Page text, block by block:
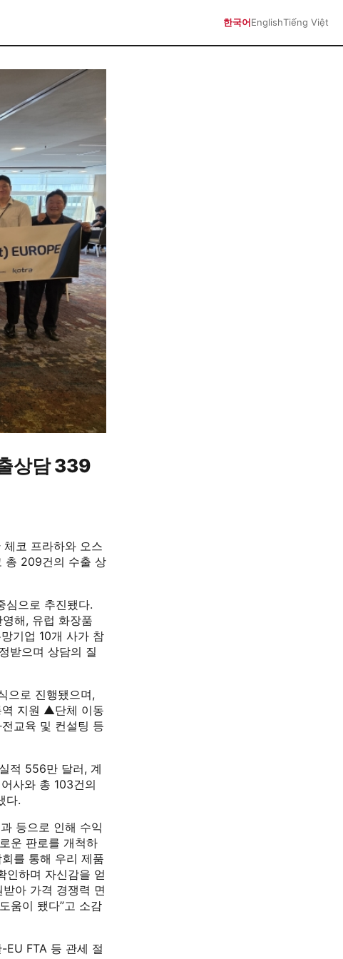
한국어EnglishTiếng Việt
상담 339
코 프라하와 오스
총 209건의 수출 상
심으로 추진됐다.
해, 유럽 화장품
기업 10개 사가 참
받으며 상담의 질
으로 진행됐으며,
지원 ▲단체 이동
교육 및 컨설팅 등
적 556만 달러, 계
사와 총 103건의
다.
등으로 인해 수익
운 판로를 개척하
를 통해 우리 제품
인하며 자신감을 얻
아 가격 경쟁력 면
움이 됐다”고 소감
EU FTA 등 관세 절